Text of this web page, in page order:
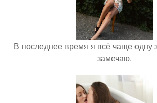
В последнее время я всё чаще одну
замечаю.